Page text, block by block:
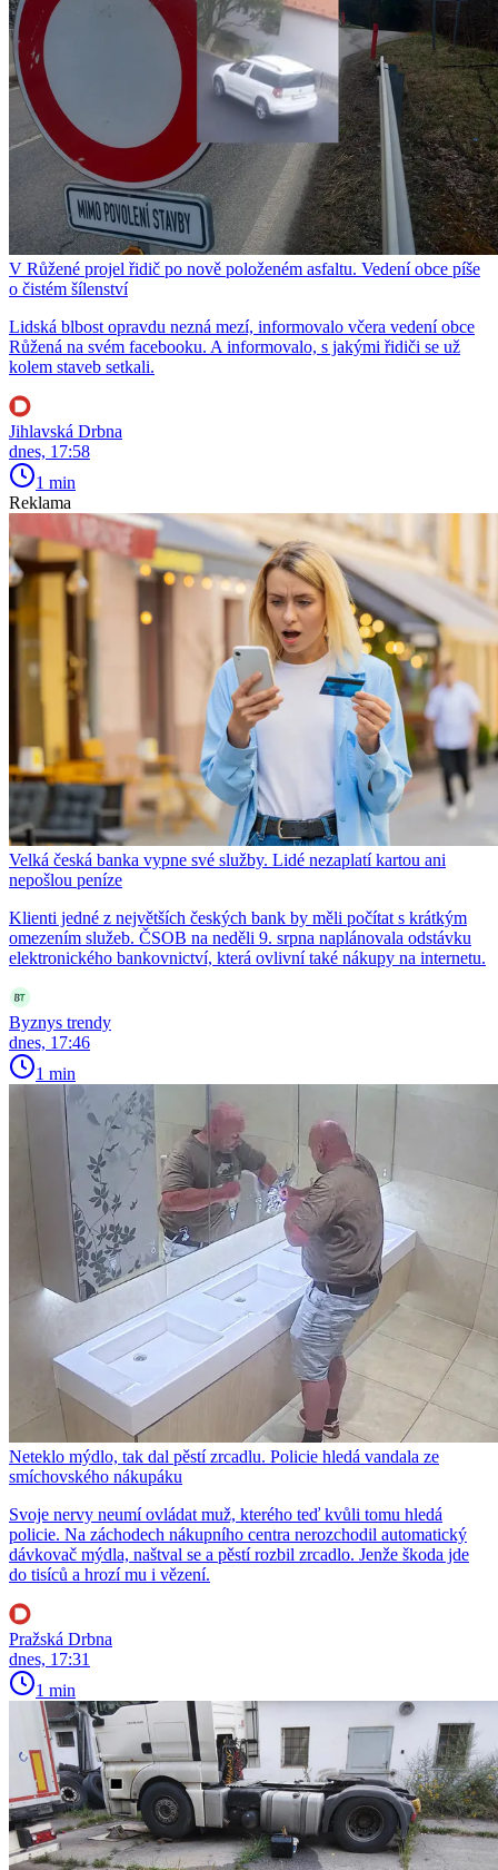
V Růžené projel řidič po nově položeném asfaltu. Vedení obce píše
o čistém šílenství
Lidská blbost opravdu nezná mezí, informovalo včera vedení obce
Růžená na svém facebooku. A informovalo, s jakými řidiči se už
kolem staveb setkali.
Jihlavská Drbna
dnes, 17:58
1 min
Reklama
Velká česká banka vypne své služby. Lidé nezaplatí kartou ani
nepošlou peníze
Klienti jedné z největších českých bank by měli počítat s krátkým
omezením služeb. ČSOB na neděli 9. srpna naplánovala odstávku
elektronického bankovnictví, která ovlivní také nákupy na internetu.
Byznys trendy
dnes, 17:46
1 min
Neteklo mýdlo, tak dal pěstí zrcadlu. Policie hledá vandala ze
smíchovského nákupáku
Svoje nervy neumí ovládat muž, kterého teď kvůli tomu hledá
policie. Na záchodech nákupního centra nerozchodil automatický
dávkovač mýdla, naštval se a pěstí rozbil zrcadlo. Jenže škoda jde
do tisíců a hrozí mu i vězení.
Pražská Drbna
dnes, 17:31
1 min